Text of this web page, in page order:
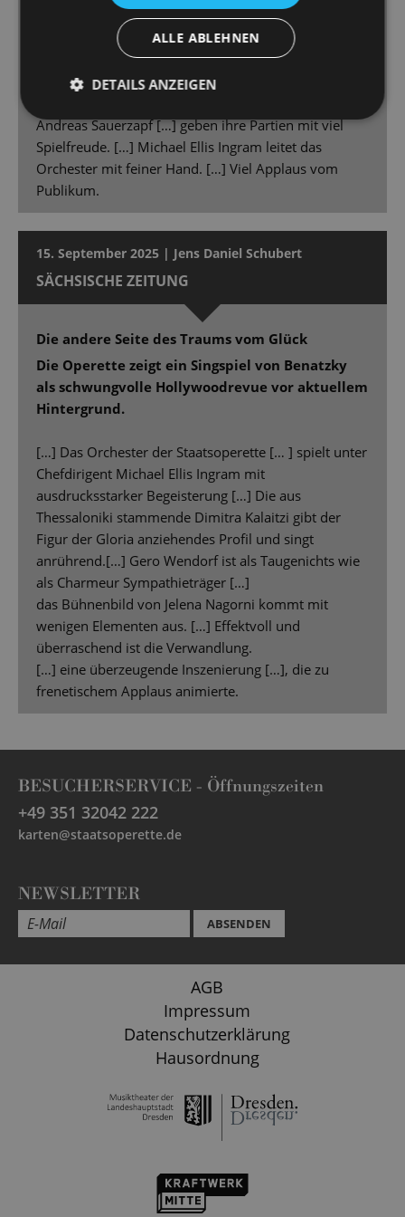
Kalaitzi gibt der Rolle in Präsenz, Spiel und Stimme
ein durch und durch eigenes und überzeugendes
Gepräge. Kalaitzi ist in Ausstrahlung und Können
etwas Besonderes im Ensemble der Staatsoperette.
Andreas Sauerzapf […] geben ihre Partien mit viel
Spielfreude. […] Michael Ellis Ingram leitet das
Orchester mit feiner Hand. […] Viel Applaus vom
Publikum.
15. September 2025 | Jens Daniel Schubert
SÄCHSISCHE ZEITUNG
Die andere Seite des Traums vom Glück
Die Operette zeigt ein Singspiel von Benatzky
als schwungvolle Hollywoodrevue vor aktuellem
Hintergrund.
[…] Das Orchester der Staatsoperette [… ] spielt unter
Chefdirigent Michael Ellis Ingram mit
ausdrucksstarker Begeisterung […] Die aus
Thessaloniki stammende Dimitra Kalaitzi gibt der
Figur der Gloria anziehendes Profil und singt
anrührend.[…] Gero Wendorf ist als Taugenichts wie
als Charmeur Sympathieträger […]
das Bühnenbild von Jelena Nagorni kommt mit
wenigen Elementen aus. […] Effektvoll und
überraschend ist die Verwandlung.
[…] eine überzeugende Inszenierung […], die zu
frenetischem Applaus animierte.
BESUCHERSERVICE - Öffnungszeiten
+49 351 32042 222
karten@staatsoperette.de
NEWSLETTER
ABSENDEN
AGB
Impressum
Datenschutzerklärung
Hausordnung
ALLE ABLEHNEN
DETAILS ANZEIGEN